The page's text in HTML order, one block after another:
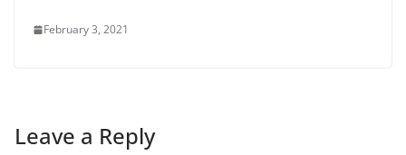
February 3, 2021
Leave a Reply